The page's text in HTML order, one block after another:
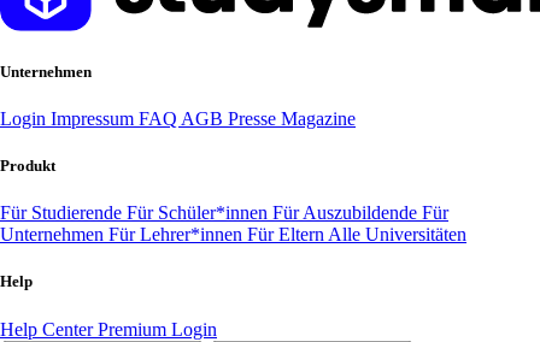
Unternehmen
Login Impressum FAQ AGB Presse Magazine
Produkt
Für Studierende Für Schüler*innen Für Auszubildende Für
Unternehmen Für Lehrer*innen Für Eltern Alle Universitäten
Help
Help CenterPremium Login